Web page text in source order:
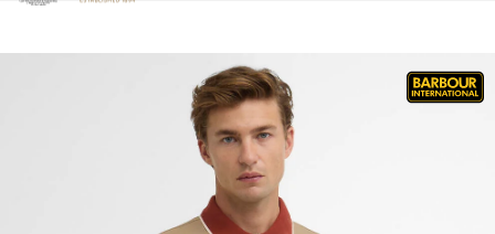
Clicca per visualizzare la nostra Dichiarazione di Accessibilità